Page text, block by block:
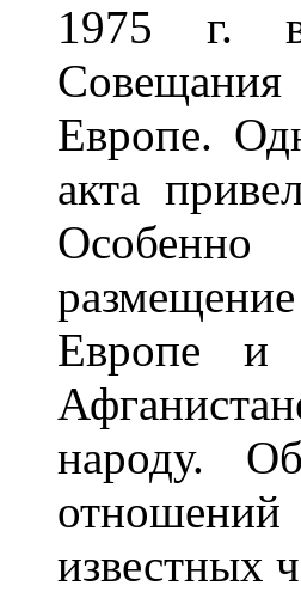
1975 г. в
Европе.
акта
Особенно
Европе и
народу.
известных